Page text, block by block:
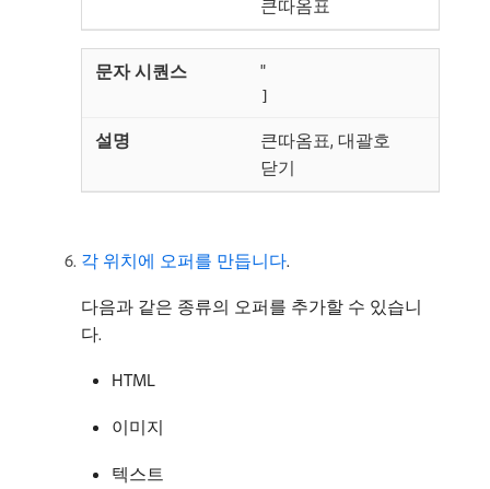
큰따옴표
"
]
큰따옴표, 대괄호
닫기
각 위치에 오퍼를 만듭니다.
다음과 같은 종류의 오퍼를 추가할 수 있습니
다.
HTML
이미지
텍스트